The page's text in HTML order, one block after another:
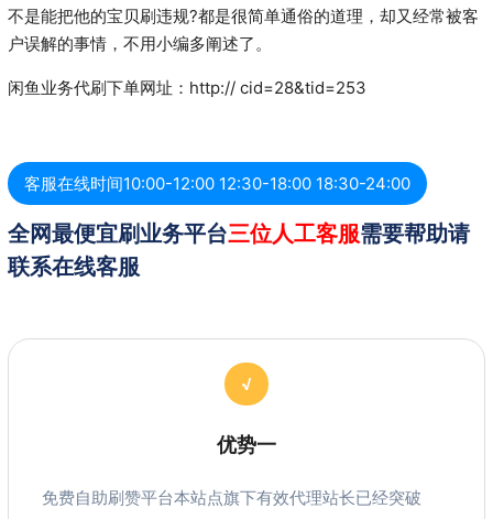
不是能把他的宝贝刷违规?都是很简单通俗的道理，却又经常被客
户误解的事情，不用小编多阐述了。
闲鱼业务代刷下单网址：http:// cid=28&tid=253
客服在线时间10:00-12:00 12:30-18:00 18:30-24:00
全网最便宜刷业务平台三位人工客服需要帮助请
联系在线客服
√
优势一
免费自助刷赞平台本站点旗下有效代理站长已经突破